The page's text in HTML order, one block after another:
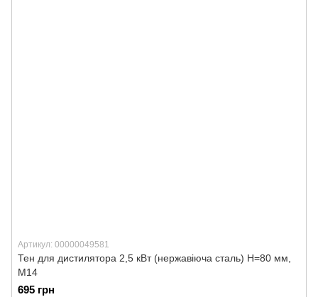
Артикул: 00000049581
Тен для дистилятора 2,5 кВт (нержавіюча сталь) H=80 мм,
M14
695 грн